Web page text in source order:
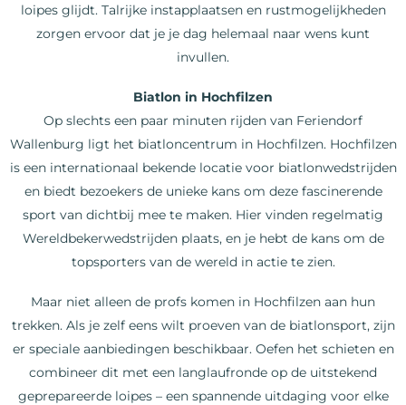
loipes glijdt. Talrijke instapplaatsen en rustmogelijkheden
zorgen ervoor dat je je dag helemaal naar wens kunt
invullen.
Biatlon in Hochfilzen
Op slechts een paar minuten rijden van Feriendorf
Wallenburg ligt het biatloncentrum in Hochfilzen. Hochfilzen
is een internationaal bekende locatie voor biatlonwedstrijden
en biedt bezoekers de unieke kans om deze fascinerende
sport van dichtbij mee te maken. Hier vinden regelmatig
Wereldbekerwedstrijden plaats, en je hebt de kans om de
topsporters van de wereld in actie te zien.
Maar niet alleen de profs komen in Hochfilzen aan hun
trekken. Als je zelf eens wilt proeven van de biatlonsport, zijn
er speciale aanbiedingen beschikbaar. Oefen het schieten en
combineer dit met een langlaufronde op de uitstekend
geprepareerde loipes – een spannende uitdaging voor elke